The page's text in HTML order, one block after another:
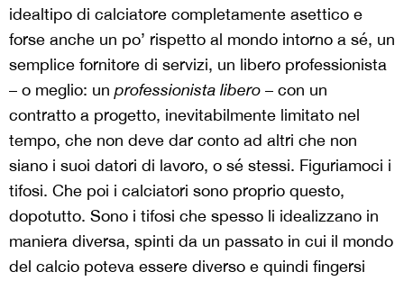
idealtipo di calciatore completamente asettico e
forse anche un po’ rispetto al mondo intorno a sé, un
semplice fornitore di servizi, un libero professionista
– o meglio: un professionista libero – con un
contratto a progetto, inevitabilmente limitato nel
tempo, che non deve dar conto ad altri che non
siano i suoi datori di lavoro, o sé stessi. Figuriamoci i
tifosi. Che poi i calciatori sono proprio questo,
dopotutto. Sono i tifosi che spesso li idealizzano in
maniera diversa, spinti da un passato in cui il mondo
del calcio poteva essere diverso e quindi fingersi